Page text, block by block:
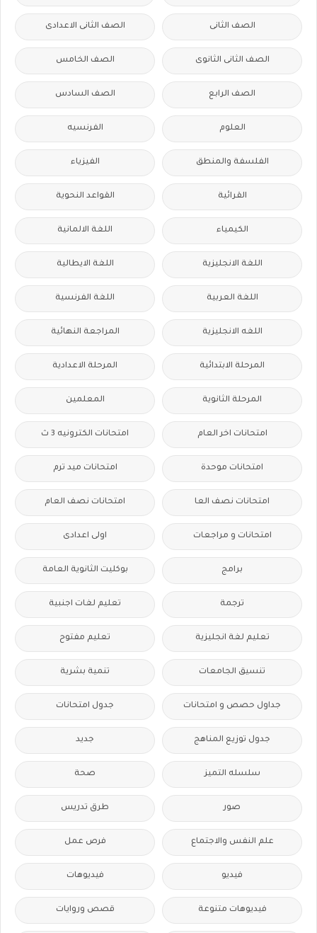
الصف الثانى الصف الثانى الاعدادى
الصف الثانى الثانوى الصف الخامس
الصف الرابع الصف السادس
العلوم الفرنسيه
الفلسفة والمنطق الفيزياء
القرائية القواعد النحوية
الكيمياء اللغة الالمانية
اللغة الانجليزية اللغة الايطالية
اللغة العربية اللغة الفرنسية
اللغه الانجليزية المراجعة النهائية
المرحلة الابتدائية المرحلة الاعدادية
المرحلة الثانوية المعلمين
امتحانات اخر العام امتحانات الكترونيه 3 ث
امتحانات موحدة امتحانات ميد ترم
امتحانات نصف العا امتحانات نصف العام
امتحانات و مراجعات اولى اعدادى
برامج بوكليت الثانوية العامة
ترجمة تعليم لغات اجنبية
تعليم لغة انجليزية تعليم مفتوح
تنسيق الجامعات تنمية بشرية
جداول حصص و امتحانات جدول امتحانات
جدول توزيع المناهج جديد
سلسله التميز صحة
صور طرق تدريس
علم النفس والاجتماع فرص عمل
فيديو فيديوهات
فيديوهات متنوعة قصص وروايات